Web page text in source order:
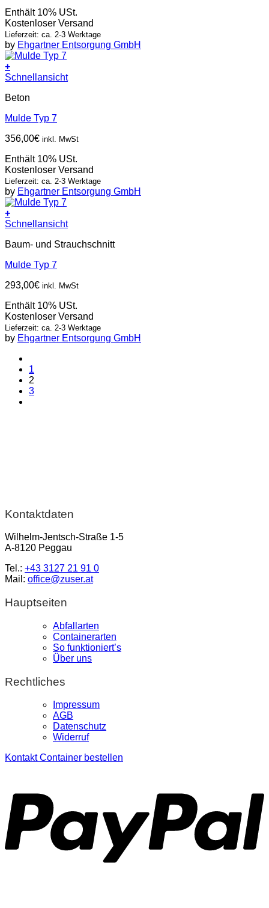
Enthält 10% USt.
Kostenloser Versand
Lieferzeit: ca. 2-3 Werktage
by Ehgartner Entsorgung GmbH
+
Schnellansicht
Beton
Mulde Typ 7
356,00€ inkl. MwSt
Enthält 10% USt.
Kostenloser Versand
Lieferzeit: ca. 2-3 Werktage
by Ehgartner Entsorgung GmbH
+
Schnellansicht
Baum- und Strauchschnitt
Mulde Typ 7
293,00€ inkl. MwSt
Enthält 10% USt.
Kostenloser Versand
Lieferzeit: ca. 2-3 Werktage
by Ehgartner Entsorgung GmbH
1
2
3
Kontaktdaten
Wilhelm-Jentsch-Straße 1-5
A-8120 Peggau
Tel.: +43 3127 21 91 0
Mail: office@zuser.at
Hauptseiten
Abfallarten
Containerarten
So funktioniert’s
Über uns
Rechtliches
Impressum
AGB
Datenschutz
Widerruf
Kontakt Container bestellen